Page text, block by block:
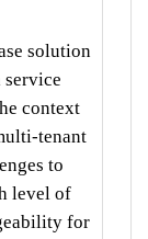
solution
context
tenant
to
level of
for